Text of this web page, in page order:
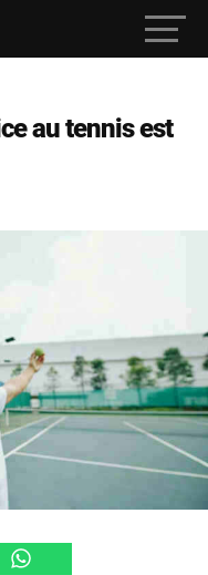
au tennis est